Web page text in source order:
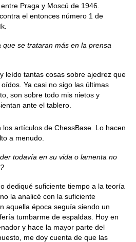
Praga y Moscú de 1946.
el entonces número 1 de
se trataran más en la prensa
leído tantas cosas sobre ajedrez que
Ya casi no sigo las últimas
son sobre todo mis nietos y
ante el tablero.
artículos de ChessBase. Lo hacen
a menudo.
todavía en su vida o lamenta no
dediqué suficiente tiempo a la teoría
la analicé con la suficiente
aquella época seguía siendo un
tumbarme de espaldas. Hoy en
y hace la mayor parte del
me doy cuenta de que las